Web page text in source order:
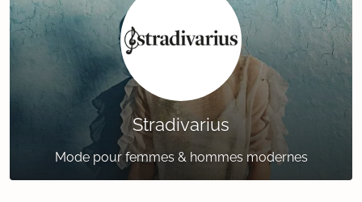
Stradivarius
Mode pour femmes & hommes modernes